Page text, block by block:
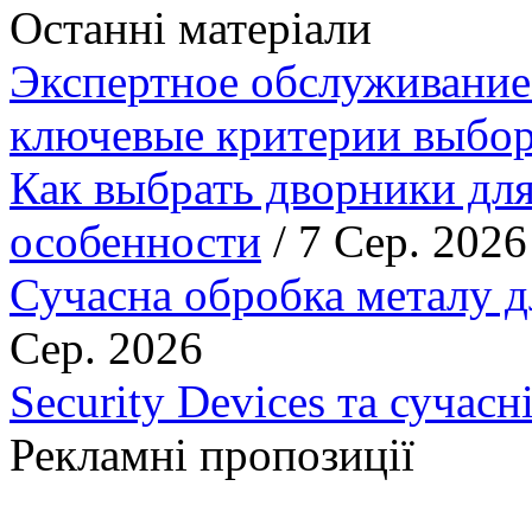
Останні матеріали
Экспертное
ключевые критерии
Как выбрать дворники
особенности / 7 Сер. 2026
Сучасна обробка металу
Сер. 2026
Security Devices та
Рекламні пропозиції